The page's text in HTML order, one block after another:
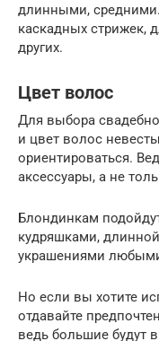
длинными,
каскадных стрижек,
других.
Цвет волос
Для выбора
и цвет волос
ориентироваться.
аксессуары, а не
Блондинкам
кудряшками,
украшениями
Но если вы хотите
отдавайте
ведь большие будут